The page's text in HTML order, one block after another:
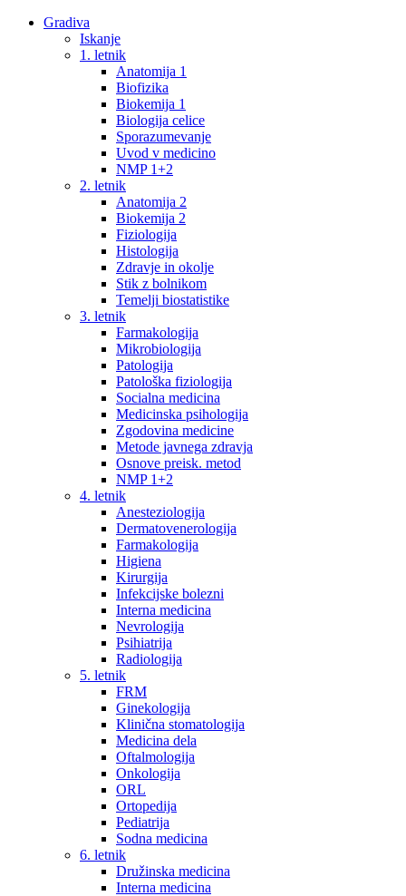
Gradiva
Iskanje
1. letnik
Anatomija 1
Biofizika
Biokemija 1
Biologija celice
Sporazumevanje
Uvod v medicino
NMP 1+2
2. letnik
Anatomija 2
Biokemija 2
Fiziologija
Histologija
Zdravje in okolje
Stik z bolnikom
Temelji biostatistike
3. letnik
Farmakologija
Mikrobiologija
Patologija
Patološka fiziologija
Socialna medicina
Medicinska psihologija
Zgodovina medicine
Metode javnega zdravja
Osnove preisk. metod
NMP 1+2
4. letnik
Anesteziologija
Dermatovenerologija
Farmakologija
Higiena
Kirurgija
Infekcijske bolezni
Interna medicina
Nevrologija
Psihiatrija
Radiologija
5. letnik
FRM
Ginekologija
Klinična stomatologija
Medicina dela
Oftalmologija
Onkologija
ORL
Ortopedija
Pediatrija
Sodna medicina
6. letnik
Družinska medicina
Interna medicina